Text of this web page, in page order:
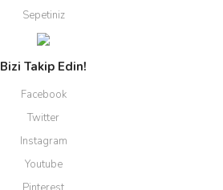
Sepetiniz
Bizi Takip Edin!
Facebook
Twitter
Instagram
Youtube